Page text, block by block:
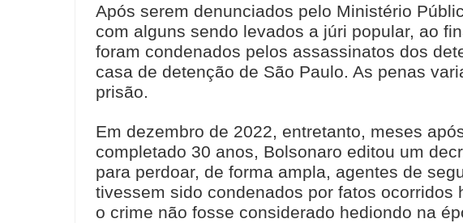
Após serem denunciados pelo Ministério
com alguns sendo levados a júri popular, ao
foram condenados pelos assassinatos dos
casa de detenção de São Paulo. As penas
prisão.
Em dezembro de 2022, entretanto, meses
completado 30 anos, Bolsonaro editou um
para perdoar, de forma ampla, agentes de
tivessem sido condenados por fatos ocorridos
o crime não fosse considerado hediondo na